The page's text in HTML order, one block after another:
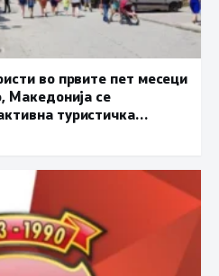
во првите пет месеци
Македонија се
туристичка